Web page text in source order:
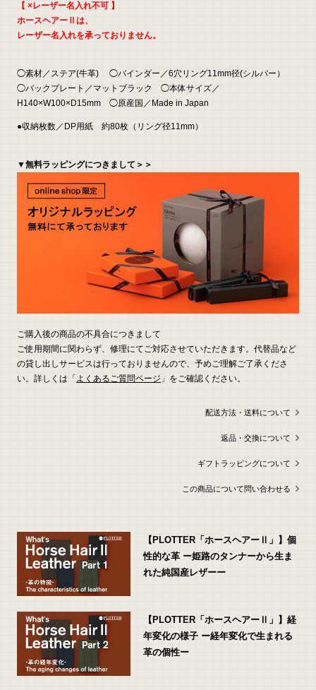
【 ×レーザー名入れ不可 】
ホースヘアーⅡは、
レーザー名入れを承っておりません。
◯素材／ステア(牛革) ◯バインダー／6穴リング11mm径(シルバー）
◯バックプレート／マットブラック ◯本体サイズ／
H140×W100×D15mm ◯原産国／Made in Japan
●収納枚数／DP用紙 約80枚（リング径11mm）
▼無料ラッピングにつきまして＞＞
ご購入後の商品の不具合につきまして
ご使用期間に関わらず、修理にてご対応させていただきます。代替品など
の貸し出しサービスは行っておりませんので、予めご理解ご了承くださ
い。詳しくは「 よくあるご質問ページ 」をご確認ください。
配送方法・送料について
返品・交換について
ギフトラッピングについて
この商品について問い合わせる
【PLOTTER「ホースヘアーⅡ」】個
性的な革 ー姫路のタンナーから生ま
れた純国産レザーー
【PLOTTER「ホースヘアーⅡ」】経
年変化の様子 ー経年変化で生まれる
革の個性ー